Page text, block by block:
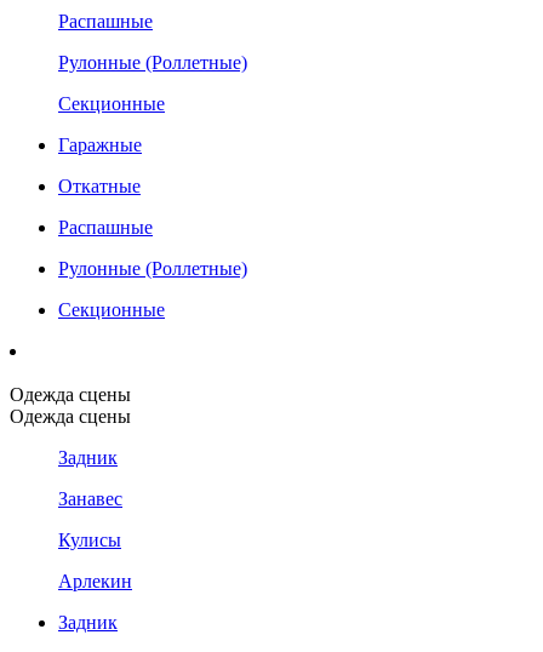
Распашные
Рулонные (Роллетные)
Секционные
Гаражные
Откатные
Распашные
Рулонные (Роллетные)
Секционные
Одежда сцены
Одежда сцены
Задник
Занавес
Кулисы
Арлекин
Задник